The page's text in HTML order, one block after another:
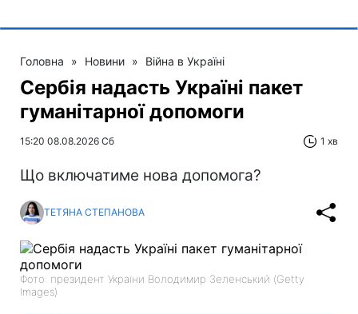
Головна » Новини » Війна в Україні
Сербія надасть Україні пакет
гуманітарної допомоги
15:20 08.08.2026 Сб 1 хв
Що включатиме нова допомога?
ТЕТЯНА СТЕПАНОВА
Фото: президент України Володимир Зеленський (Getty
Images)